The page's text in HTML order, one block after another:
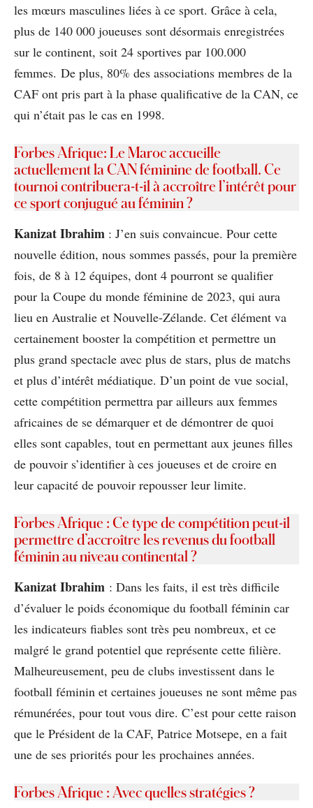
les mœurs masculines liées à ce sport. Grâce à cela,
plus de 140 000 joueuses sont désormais enregistrées
sur le continent, soit 24 sportives par 100.000
femmes. De plus, 80% des associations membres de la
CAF ont pris part à la phase qualificative de la CAN, ce
qui n’était pas le cas en 1998.
Forbes Afrique: Le Maroc accueille
actuellement la CAN féminine de football. Ce
tournoi contribuera-t-il à accroître l’intérêt pour
ce sport conjugué au féminin ?
Kanizat Ibrahim : J’en suis convaincue. Pour cette
nouvelle édition, nous sommes passés, pour la première
fois, de 8 à 12 équipes, dont 4 pourront se qualifier
pour la Coupe du monde féminine de 2023, qui aura
lieu en Australie et Nouvelle-Zélande. Cet élément va
certainement booster la compétition et permettre un
plus grand spectacle avec plus de stars, plus de matchs
et plus d’intérêt médiatique. D’un point de vue social,
cette compétition permettra par ailleurs aux femmes
africaines de se démarquer et de démontrer de quoi
elles sont capables, tout en permettant aux jeunes filles
de pouvoir s’identifier à ces joueuses et de croire en
leur capacité de pouvoir repousser leur limite.
Forbes Afrique : Ce type de compétition peut-il
permettre d’accroître les revenus du football
féminin au niveau continental ?
Kanizat Ibrahim : Dans les faits, il est très difficile
d’évaluer le poids économique du football féminin car
les indicateurs fiables sont très peu nombreux, et ce
malgré le grand potentiel que représente cette filière.
Malheureusement, peu de clubs investissent dans le
football féminin et certaines joueuses ne sont même pas
rémunérées, pour tout vous dire. C’est pour cette raison
que le Président de la CAF, Patrice Motsepe, en a fait
une de ses priorités pour les prochaines années.
Forbes Afrique : Avec quelles stratégies ?